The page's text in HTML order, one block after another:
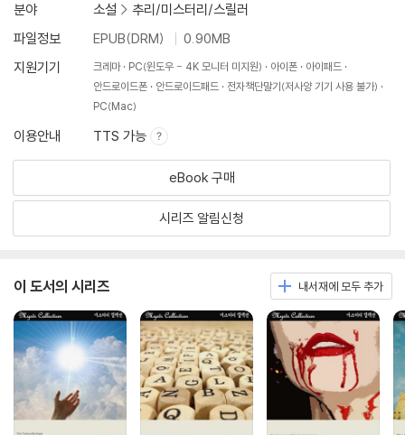
분야 소설 > 추리/미스터리/스릴러
파일정보
EPUB(DRM)
0.90MB
지원기기
크레마 PC(윈도우 - 4K 모니터 미지원) 아이폰
아이패드
안드로이드폰
안드로이드패드
전자책단말기(저사양 기기 사용 불가)
PC(Mac)
이용안내 TTS 가능
eBook 구매
시리즈 알림신청
이 도서의 시리즈 내서재에 모두 추가